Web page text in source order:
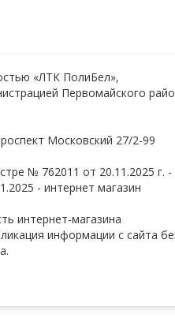
«ЛТК ПолиБел»,
Первомайского
Московский 27/2-99
№ 762011 от 20.11.2025 г. -
- интернет магазин
интернет-магазина
информации с сайта